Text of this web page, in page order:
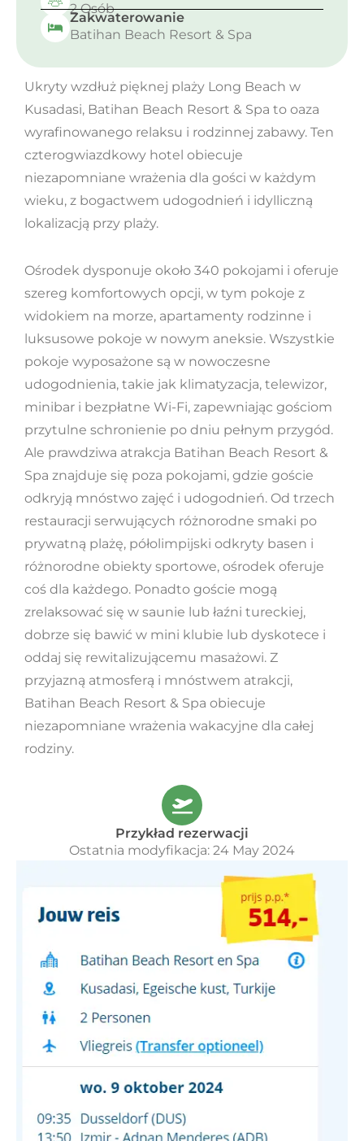
2 Osób
Zakwaterowanie
Batihan Beach Resort & Spa
Ukryty wzdłuż pięknej plaży Long Beach w
Kusadasi, Batihan Beach Resort & Spa to oaza
wyrafinowanego relaksu i rodzinnej zabawy. Ten
czterogwiazdkowy hotel obiecuje
niezapomniane wrażenia dla gości w każdym
wieku, z bogactwem udogodnień i idylliczną
lokalizacją przy plaży.
Ośrodek dysponuje około 340 pokojami i oferuje
szereg komfortowych opcji, w tym pokoje z
widokiem na morze, apartamenty rodzinne i
luksusowe pokoje w nowym aneksie. Wszystkie
pokoje wyposażone są w nowoczesne
udogodnienia, takie jak klimatyzacja, telewizor,
minibar i bezpłatne Wi-Fi, zapewniając gościom
przytulne schronienie po dniu pełnym przygód.
Ale prawdziwa atrakcja Batihan Beach Resort &
Spa znajduje się poza pokojami, gdzie goście
odkryją mnóstwo zajęć i udogodnień. Od trzech
restauracji serwujących różnorodne smaki po
prywatną plażę, półolimpijski odkryty basen i
różnorodne obiekty sportowe, ośrodek oferuje
coś dla każdego. Ponadto goście mogą
zrelaksować się w saunie lub łaźni tureckiej,
dobrze się bawić w mini klubie lub dyskotece i
oddaj się rewitalizującemu masażowi. Z
przyjazną atmosferą i mnóstwem atrakcji,
Batihan Beach Resort & Spa obiecuje
niezapomniane wrażenia wakacyjne dla całej
rodziny.
Przykład rezerwacji
Ostatnia modyfikacja: 24 May 2024